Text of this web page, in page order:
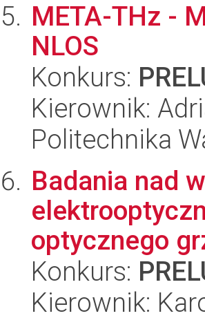
META-THz -
NLOS
Konkurs:
Kierownik:
Politechnika
Badania nad
optycznego
Konkurs:
Kierownik: